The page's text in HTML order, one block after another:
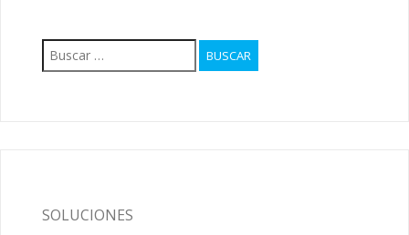
Buscar:
SOLUCIONES